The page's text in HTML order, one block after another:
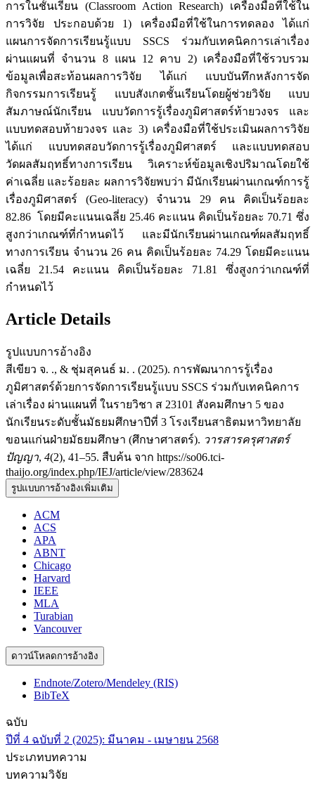
การในชั้นเรียน (Classroom Action Research) เครื่องมือที่ใช้ใน
การวิจัย ประกอบด้วย 1) เครื่องมือที่ใช้ในการทดลอง ได้แก่
แผนการจัดการเรียนรู้แบบ SSCS ร่วมกับเทคนิคการเล่าเรื่อง
ผ่านแผนที่ จำนวน 8 แผน 12 คาบ 2) เครื่องมือที่ใช้รวบรวม
ข้อมูลเพื่อสะท้อนผลการวิจัย ได้แก่ แบบบันทึกหลังการจัด
กิจกรรมการเรียนรู้ แบบสังเกตชั้นเรียนโดยผู้ช่วยวิจัย แบบ
สัมภาษณ์นักเรียน แบบวัดการรู้เรื่องภูมิศาสตร์ท้ายวงจร และ
แบบทดสอบท้ายวงจร และ 3) เครื่องมือที่ใช้ประเมินผลการวิจัย
ได้แก่ แบบทดสอบวัดการรู้เรื่องภูมิศาสตร์ และแบบทดสอบ
วัดผลสัมฤทธิ์ทางการเรียน วิเคราะห์ข้อมูลเชิงปริมาณโดยใช้
ค่าเฉลี่ย และร้อยละ ผลการวิจัยพบว่า มีนักเรียนผ่านเกณฑ์การรู้
เรื่องภูมิศาสตร์ (Geo-literacy) จำนวน 29 คน คิดเป็นร้อยละ
82.86 โดยมีคะแนนเฉลี่ย 25.46 คะแนน คิดเป็นร้อยละ 70.71 ซึ่ง
สูงกว่าเกณฑ์ที่กำหนดไว้ และมีนักเรียนผ่านเกณฑ์ผลสัมฤทธิ์
ทางการเรียน จำนวน 26 คน คิดเป็นร้อยละ 74.29 โดยมีคะแนน
เฉลี่ย 21.54 คะแนน คิดเป็นร้อยละ 71.81 ซึ่งสูงกว่าเกณฑ์ที่
กำหนดไว้
Article Details
รูปแบบการอ้างอิง
สีเขียว จ. ., & ชุ่มสุคนธ์ ม. . (2025). การพัฒนาการรู้เรื่อง
ภูมิศาสตร์ด้วยการจัดการเรียนรู้แบบ SSCS ร่วมกับเทคนิคการ
เล่าเรื่อง ผ่านแผนที่ ในรายวิชา ส 23101 สังคมศึกษา 5 ของ
นักเรียนระดับชั้นมัธยมศึกษาปีที่ 3 โรงเรียนสาธิตมหาวิทยาลัย
ขอนแก่นฝ่ายมัธยมศึกษา (ศึกษาศาสตร์). วารสารครุศาสตร์
ปัญญา, 4(2), 41–55. สืบค้น จาก https://so06.tci-
thaijo.org/index.php/IEJ/article/view/283624
รูปแบบการอ้างอิงเพิ่มเติม
ACM
ACS
APA
ABNT
Chicago
Harvard
IEEE
MLA
Turabian
Vancouver
ดาวน์โหลดการอ้างอิง
Endnote/Zotero/Mendeley (RIS)
BibTeX
ฉบับ
ปีที่ 4 ฉบับที่ 2 (2025): มีนาคม - เมษายน 2568
ประเภทบทความ
บทความวิจัย